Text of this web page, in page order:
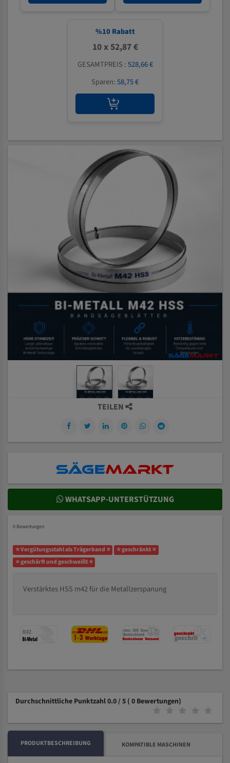
%10 Rabatt
10 x 52,87 €
GESAMTPREIS :528,66 €
Sparen:58,75 €
TEILEN
WHATSAPP-UNTERSTÜTZUNG
0 Bewertungen
⭐ Vergütungsstahl als Trägerband ⭐
⭐ geschränkt ⭐
⭐ geschärft und geschweißt ⭐
Verstärktes HSS m42 für die Metallzerspanung
Durchschnittliche Punktzahl 0.0 / 5 ( 0 Bewertungen)
PRODUKTBESCHREIBUNG KOMPATIBLE MASCHINEN